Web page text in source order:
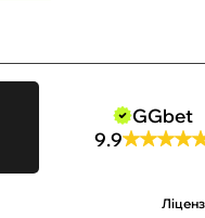
GGbet
9.9